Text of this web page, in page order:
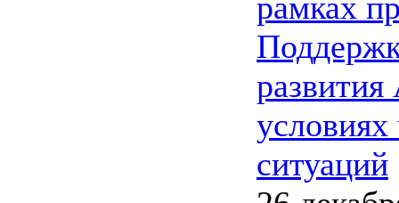
ситуаций